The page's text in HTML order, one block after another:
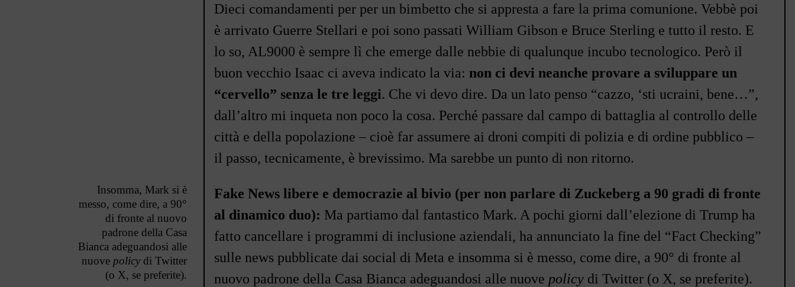
Dieci comandamenti per per un bimbetto che si appresta a fare la prima comunione. Vebbè poi
è arrivato Guerre Stellari e poi sono passati William Gibson e Bruce Sterling e tutto il resto. E
lo so, AL9000 è sempre lì che emerge dalle nebbie di qualunque incubo tecnologico. Però il
buon vecchio Isaac ci aveva indicato la via: non ci devi neanche provare a sviluppare un
“cervello” senza le tre leggi. Che vi devo dire. Da un lato penso “cazzo, ‘sti ucraini, bene…”,
dall’altro mi inqueta non poco la cosa. Perché passare dal campo di battaglia al controllo delle
città e della popolazione – cioè far assumere ai droni compiti di polizia e di ordine pubblico –
il passo, tecnicamente, è brevissimo. Ma sarebbe un punto di non ritorno.
Insomma, Mark si è
messo, come dire, a 90°
di fronte al nuovo
padrone della Casa
Bianca adeguandosi alle
nuove policydi Twitter
(o X, se preferite).
Fake News libere e democrazie al bivio (per non parlare di Zuckeberg a 90 gradi di fronte
al dinamico duo): Ma partiamo dal fantastico Mark. A pochi giorni dall’elezione di Trump ha
fatto cancellare i programmi di inclusione aziendali, ha annunciato la fine del “Fact Checking”
sulle news pubblicate dai social di Meta e insomma si è messo, come dire, a 90° di fronte al
nuovo padrone della Casa Bianca adeguandosi alle nuove policy di Twitter (o X, se preferite).